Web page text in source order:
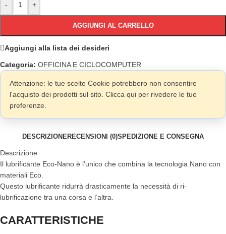
- +
AGGIUNGI AL CARRELLO
Aggiungi alla lista dei desideri
Categoria: OFFICINA E CICLOCOMPUTER
Attenzione: le tue scelte Cookie potrebbero non consentire
l'acquisto dei prodotti sul sito. Clicca qui per rivedere le tue
preferenze.
DESCRIZIONERECENSIONI (0)SPEDIZIONE E CONSEGNA
Descrizione
Il lubrificante Eco-Nano è l’unico che combina la tecnologia Nano con
materiali Eco.
Questo lubrificante ridurrà drasticamente la necessità di ri-
lubrificazione tra una corsa e l’altra.
CARATTERISTICHE